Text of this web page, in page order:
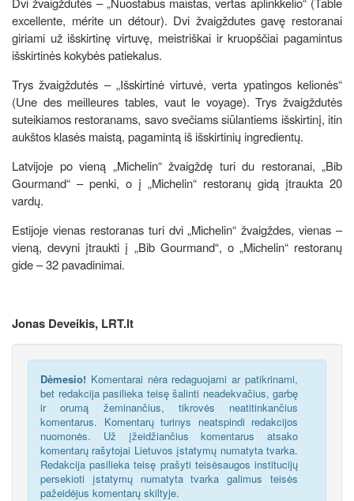
excellente, mérite un détour). Dvi žvaigždutes gavę restoranai
giriami už išskirtinę virtuvę, meistriškai ir kruopščiai pagamintus
išskirtinės kokybės patiekalus.
Trys žvaigždutės – „Išskirtinė virtuvė, verta ypatingos kelionės“
(Une des meilleures tables, vaut le voyage). Trys žvaigždutės
suteikiamos restoranams, savo svečiams siūlantiems išskirtinį, itin
aukštos klasės maistą, pagamintą iš išskirtinių ingredientų.
Latvijoje po vieną „Michelin“ žvaigždę turi du restoranai, „Bib
Gourmand“ – penki, o į „Michelin“ restoranų gidą įtraukta 20
vardų.
Estijoje vienas restoranas turi dvi „Michelin“ žvaigždes, vienas –
vieną, devyni įtraukti į „Bib Gourmand“, o „Michelin“ restoranų
gide – 32 pavadinimai.
Jonas Deveikis, LRT.lt
Dėmesio! Komentarai nėra redaguojami ar patikrinami,
bet redakcija pasilieka teisę šalinti neadekvačius, garbę
ir orumą žeminančius, tikrovės neatitinkančius
komentarus. Komentarų turinys neatspindi redakcijos
nuomonės. Už įžeidžiančius komentarus atsako
komentarų rašytojai Lietuvos įstatymų numatyta tvarka.
Redakcija pasilieka teisę prašyti teisėsaugos institucijų
persekioti įstatymų numatyta tvarka galimus teisės
pažeidėjus komentarų skiltyje.